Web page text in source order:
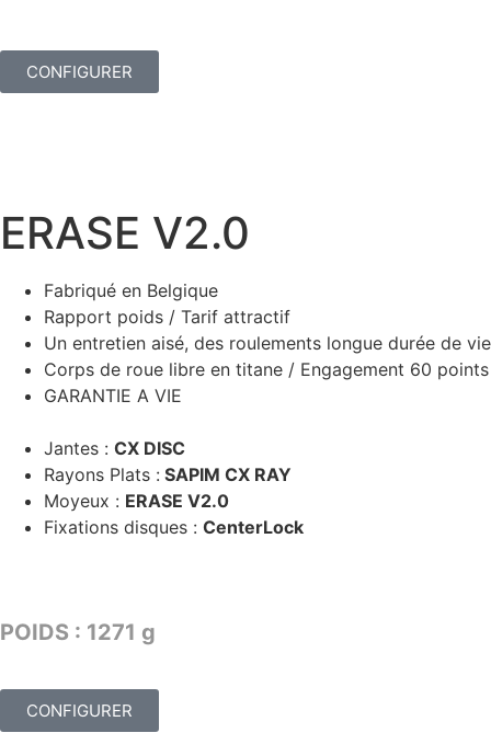
CONFIGURER
ERASE V2.0
Fabriqué en Belgique
Rapport poids / Tarif attractif
Un entretien aisé, des roulements longue durée de vie
Corps de roue libre en titane / Engagement 60 points
GARANTIE A VIE
Jantes : CX DISC
Rayons Plats : SAPIM CX RAY
Moyeux : ERASE V2.0
Fixations disques : CenterLock
POIDS : 1271 g
CONFIGURER